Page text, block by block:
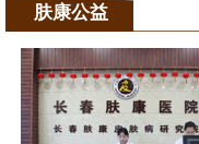
肤康公益